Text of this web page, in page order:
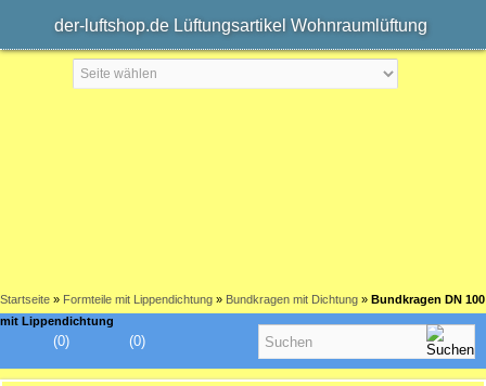
der-luftshop.de Lüftungsartikel Wohnraumlüftung
Startseite » Formteile mit Lippendichtung » Bundkragen mit Dichtung » Bundkragen DN 100
mit Lippendichtung
(0)
(0)